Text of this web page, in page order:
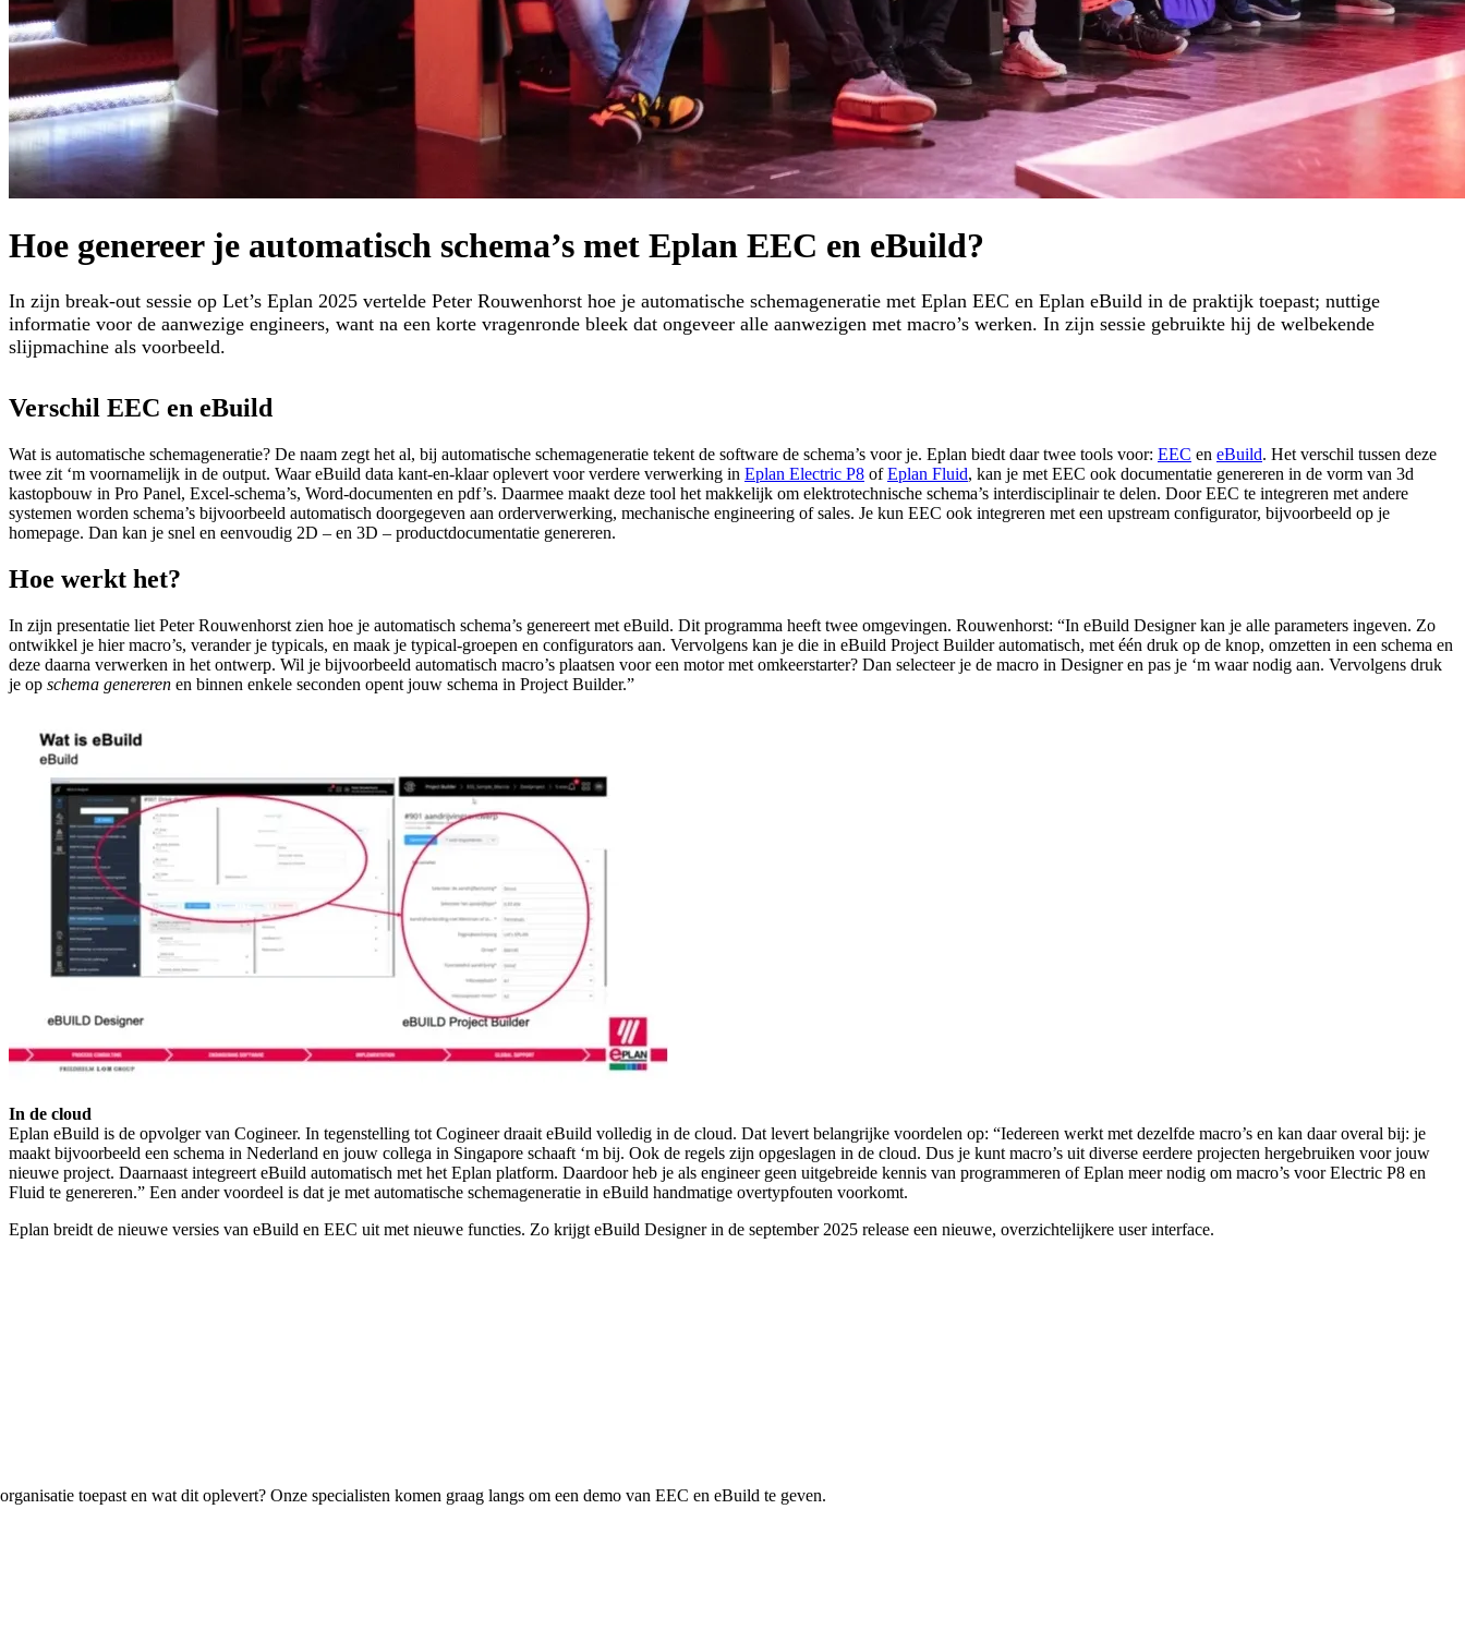
Hoe genereer je automatisch schema’s met Eplan EEC en eBuild?
In zijn break-out sessie op Let’s Eplan 2025 vertelde Peter Rouwenhorst hoe je automatische schemageneratie met Eplan EEC en Eplan eBuild in de praktijk toepast; nuttige
informatie voor de aanwezige engineers, want na een korte vragenronde bleek dat ongeveer alle aanwezigen met macro’s werken. In zijn sessie gebruikte hij de welbekende
slijpmachine als voorbeeld.
Verschil EEC en eBuild
Wat is automatische schemageneratie? De naam zegt het al, bij automatische schemageneratie tekent de software de schema’s voor je. Eplan biedt daar twee tools voor: EEC en eBuild. Het verschil tussen deze
twee zit ‘m voornamelijk in de output. Waar eBuild data kant-en-klaar oplevert voor verdere verwerking in Eplan Electric P8 ofEplan Fluid, kan je met EEC ook documentatie genereren in de vorm van 3d
kastopbouw in Pro Panel, Excel-schema’s, Word-documenten en pdf’s. Daarmee maakt deze tool het makkelijk om elektrotechnische schema’s interdisciplinair te delen. Door EEC te integreren met andere
systemen worden schema’s bijvoorbeeld automatisch doorgegeven aan orderverwerking, mechanische engineering of sales. Je kun EEC ook integreren met een upstream configurator, bijvoorbeeld op je
homepage. Dan kan je snel en eenvoudig 2D – en 3D – productdocumentatie genereren.
Hoe werkt het?
In zijn presentatie liet Peter Rouwenhorst zien hoe je automatisch schema’s genereert met eBuild. Dit programma heeft twee omgevingen. Rouwenhorst: “In eBuild Designer kan je alle parameters ingeven. Zo
ontwikkel je hier macro’s, verander je typicals, en maak je typical-groepen en configurators aan. Vervolgens kan je die in eBuild Project Builder automatisch, met één druk op de knop, omzetten in een schema en
deze daarna verwerken in het ontwerp. Wil je bijvoorbeeld automatisch macro’s plaatsen voor een motor met omkeerstarter? Dan selecteer je de macro in Designer en pas je ‘m waar nodig aan. Vervolgens druk
je op schema genereren en binnen enkele seconden opent jouw schema in Project Builder.”
In de cloud
Eplan eBuild is de opvolger van Cogineer. In tegenstelling tot Cogineer draait eBuild volledig in de cloud. Dat levert belangrijke voordelen op: “Iedereen werkt met dezelfde macro’s en kan daar overal bij: je
maakt bijvoorbeeld een schema in Nederland en jouw collega in Singapore schaaft ‘m bij. Ook de regels zijn opgeslagen in de cloud. Dus je kunt macro’s uit diverse eerdere projecten hergebruiken voor jouw
nieuwe project. Daarnaast integreert eBuild automatisch met het Eplan platform. Daardoor heb je als engineer geen uitgebreide kennis van programmeren of Eplan meer nodig om macro’s voor Electric P8 en
Fluid te genereren.” Een ander voordeel is dat je met automatische schemageneratie in eBuild handmatige overtypfouten voorkomt.
Eplan breidt de nieuwe versies van eBuild en EEC uit met nieuwe functies. Zo krijgt eBuild Designer in de september 2025 release een nieuwe, overzichtelijkere user interface.
toepast en wat dit oplevert? Onze specialisten komen graag langs om een demo van EEC en eBuild te geven.